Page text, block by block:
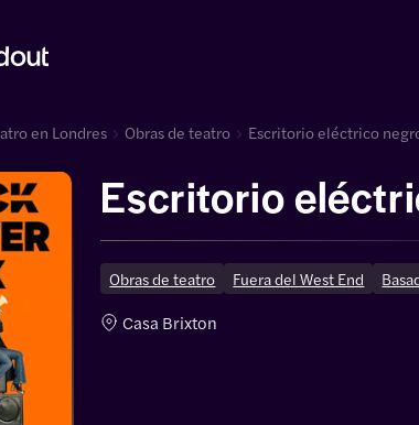
en Londres Obras de teatro Escritorio eléctrico
Escritorio
Obras de teatro Fuera del West End
Casa Brixton